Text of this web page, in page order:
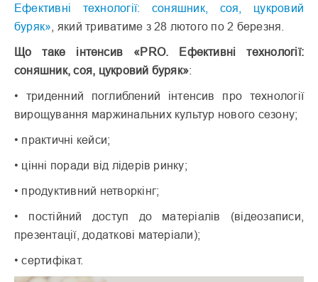
Ефективні технології: соняшник, соя, цукровий
буряк» , який триватиме з 28 лютого по 2 березня.
Що таке інтенсив «PRO. Ефективні технології:
соняшник, соя, цукровий буряк»:
• триденний поглиблений інтенсив про технології
вирощування маржинальних культур нового сезону;
• практичні кейси;
• цінні поради від лідерів ринку;
• продуктивний нетворкінг;
• постійний доступ до матеріалів (відеозаписи,
презентації, додаткові матеріали);
• сертифікат.